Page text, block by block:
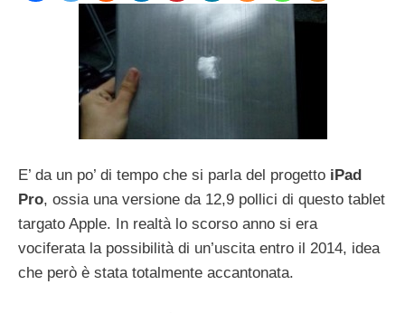
E’ da un po’ di tempo che si parla del progetto iPad
Pro, ossia una versione da 12,9 pollici di questo tablet
targato Apple. In realtà lo scorso anno si era
vociferata la possibilità di un’uscita entro il 2014, idea
che però è stata totalmente accantonata.